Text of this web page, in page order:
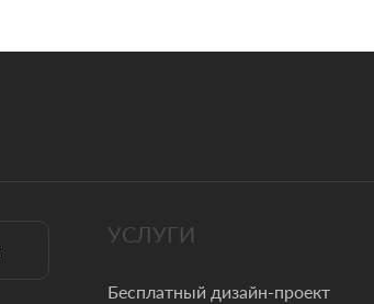
УСЛУГИ
Бесплатный дизайн-проект